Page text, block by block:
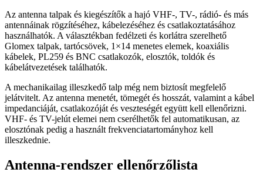
Az antenna talpak és kiegészítők a hajó VHF-, TV-, rádió- és más
antennáinak rögzítéséhez, kábelezéséhez és csatlakoztatásához
használhatók. A választékban fedélzeti és korlátra szerelhető
Glomex talpak, tartócsövek, 1×14 menetes elemek, koaxiális
kábelek, PL259 és BNC csatlakozók, elosztók, toldók és
kábelátvezetések találhatók.
A mechanikailag illeszkedő talp még nem biztosít megfelelő
jelátvitelt. Az antenna menetét, tömegét és hosszát, valamint a kábel
impedanciáját, csatlakozóját és veszteségét együtt kell ellenőrizni.
VHF- és TV-jelút elemei nem cserélhetők fel automatikusan, az
elosztónak pedig a használt frekvenciatartományhoz kell
illeszkednie.
Antenna-rendszer ellenőrzőlista